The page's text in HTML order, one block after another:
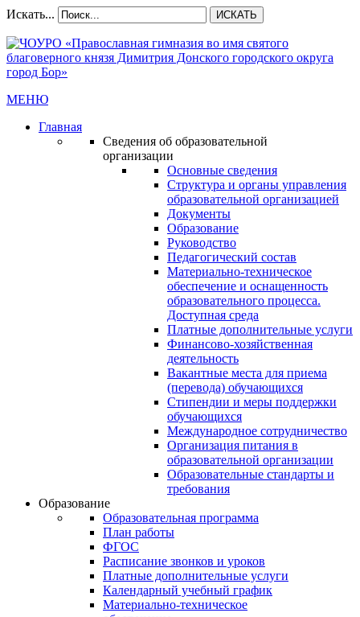
Искать... ИСКАТЬ
МЕНЮ
Главная
Сведения об образовательной
организации
Основные сведения
Структура и органы управления
образовательной организацией
Документы
Образование
Руководство
Педагогический состав
Материально-техническое
обеспечение и оснащенность
образовательного процесса.
Доступная среда
Платные дополнительные услуги
Финансово-хозяйственная
деятельность
Вакантные места для приема
(перевода) обучающихся
Стипендии и меры поддержки
обучающихся
Международное сотрудничество
Организация питания в
образовательной организации
Образовательные стандарты и
требования
Образование
Образовательная программа
План работы
ФГОС
Расписание звонков и уроков
Платные дополнительные услуги
Календарный учебный график
Материально-техническое